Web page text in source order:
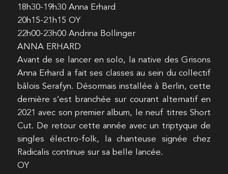
18h30-19h30 Anna Erhard
20h15-21h15 OY
22h00-23h00 Andrina Bollinger
ANNA ERHARD
Avant de se lancer en solo, la native des Grisons
Anna Erhard a fait ses classes au sein du collectif
bâlois Serafyn. Désormais installée à Berlin, cette
dernière s’est branchée sur courant alternatif en
2021 avec son premier album, le neuf titres Short
Cut. De retour cette année avec un triptyque de
singles électro-folk, la chanteuse signée chez
Radicalis continue sur sa belle lancée.
OY